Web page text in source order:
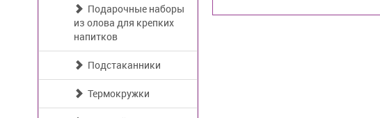
Подарочные наборы
из олова для крепких
напитков
Подстаканники
Термокружки